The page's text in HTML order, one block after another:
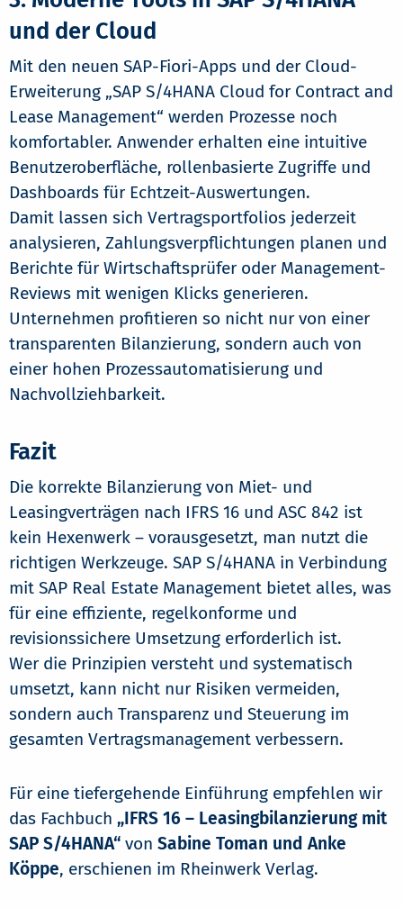
und der Cloud
Mit den neuen SAP-Fiori-Apps und der Cloud-
Erweiterung „SAP S/4HANA Cloud for Contract and
Lease Management“ werden Prozesse noch
komfortabler. Anwender erhalten eine intuitive
Benutzeroberfläche, rollenbasierte Zugriffe und
Dashboards für Echtzeit-Auswertungen.
Damit lassen sich Vertragsportfolios jederzeit
analysieren, Zahlungsverpflichtungen planen und
Berichte für Wirtschaftsprüfer oder Management-
Reviews mit wenigen Klicks generieren.
Unternehmen profitieren so nicht nur von einer
transparenten Bilanzierung, sondern auch von
einer hohen Prozessautomatisierung und
Nachvollziehbarkeit.
Fazit
Die korrekte Bilanzierung von Miet- und
Leasingverträgen nach IFRS 16 und ASC 842 ist
kein Hexenwerk – vorausgesetzt, man nutzt die
richtigen Werkzeuge. SAP S/4HANA in Verbindung
mit SAP Real Estate Management bietet alles, was
für eine effiziente, regelkonforme und
revisionssichere Umsetzung erforderlich ist.
Wer die Prinzipien versteht und systematisch
umsetzt, kann nicht nur Risiken vermeiden,
sondern auch Transparenz und Steuerung im
gesamten Vertragsmanagement verbessern.
Für eine tiefergehende Einführung empfehlen wir
das Fachbuch „IFRS 16 – Leasingbilanzierung mit
SAP S/4HANA“ von Sabine Toman und Anke
Köppe, erschienen im Rheinwerk Verlag.